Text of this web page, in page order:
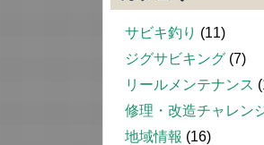
サビキ釣り (11)
ジグサビキング (7)
リールメンテナンス
修理・改造チャレン
地域情報 (16)